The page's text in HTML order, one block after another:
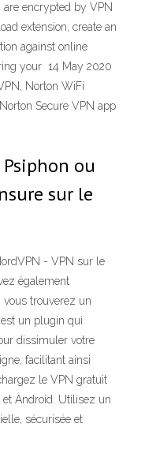
are encrypted by VPN
extension, create an
against online
your 14 May 2020
Norton WiFi
Secure VPN app
ou
sur le
- VPN sur le
également
vous trouverez un
un plugin qui
dissimuler votre
facilitant ainsi
le VPN gratuit
Android. Utilisez un
sécurisée et